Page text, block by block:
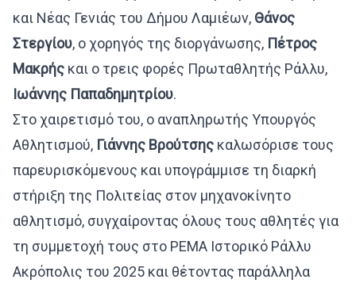
και Νέας Γενιάς του Δήμου Λαμιέων, Θάνος
Στεργίου, ο χορηγός της διοργάνωσης, Πέτρος
Μακρής και ο τρεις φορές Πρωταθλητής Ράλλυ,
Ιωάννης Παπαδημητρίου.
Στο χαιρετισμό του, ο αναπληρωτής Υπουργός
Αθλητισμού, Γιάννης Βρούτσης καλωσόρισε τους
παρευρισκόμενους και υπογράμμισε τη διαρκή
στήριξη της Πολιτείας στον μηχανοκίνητο
αθλητισμό, συγχαίροντας όλους τους αθλητές για
τη συμμετοχή τους στο PEMA Ιστορικό Ράλλυ
Ακρόπολις του 2025 και θέτοντας παράλληλα